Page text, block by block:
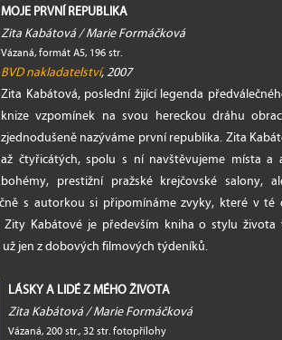
MOJE PRVNÍ REPUBLIKA
Zita Kabátová / Marie Formáčková
Vázaná, formát A5, 196 str.
BVD nakladatelství, 2007
Zita Kabátová, poslední žijící legenda
knize vzpomínek na svou hereckou dráhu
zjednodušeně nazýváme první republika. Zita
až čtyřicátých, spolu s ní navštěvujeme místa a
bohémy, prestižní pražské krejčovské
s autorkou si připomínáme zvyky, které v
Zity Kabátové je především kniha o stylu
jen z dobových filmových týdeníků.
LÁSKY A LIDÉ Z MÉHO ŽIVOTA
Zita Kabátová / Marie Formáčková
Vázaná, 200 str., 32 str. fotopřílohy